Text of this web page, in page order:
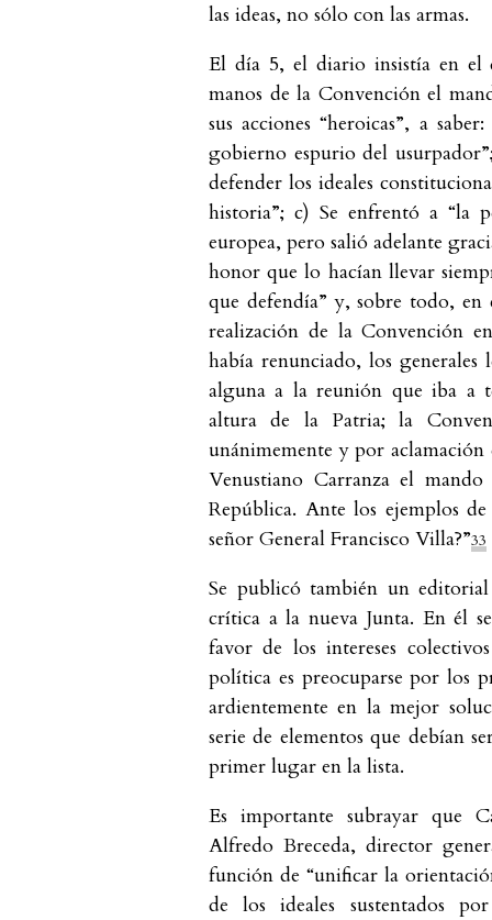
las ideas, no sólo con las armas.
El día 5, el diario insistía en el
manos de la Convención el
sus acciones “heroicas”, a
gobierno espurio del
defender los ideales
historia”; c) Se enfrentó a “la
europea, pero salió adelante
honor que lo hacían llevar
que defendía” y, sobre todo,
realización de la Convención
había renunciado, los
alguna a la reunión que iba a
altura de la Patria; la
unánimemente y por aclamación
Venustiano Carranza el
República. Ante los ejemplos
señor General Francisco Villa?”33
Se publicó también un
crítica a la nueva Junta. En él
favor de los intereses
política es preocuparse por los
ardientemente en la mejor
serie de elementos que debían
primer lugar en la lista.
Es importante subrayar que
Alfredo Breceda, director
función de “unificar la
de los ideales sustentados